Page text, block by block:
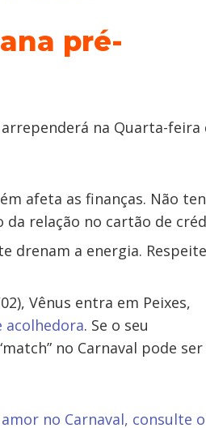
pré-
na Quarta-feira
afeta as finanças. Não
relação no cartão de
drenam a energia.
Vênus entra em Peixes,
. Se o seu
no Carnaval pode
no Carnaval, consulte